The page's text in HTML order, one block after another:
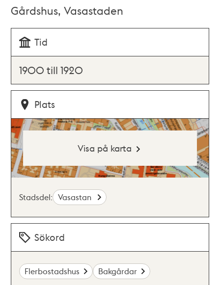
Gårdshus, Vasastaden
Tid
1900 till 1920
Plats
Visa på karta
Stadsdel: Vasastan
Sökord
Flerbostadshus Bakgårdar